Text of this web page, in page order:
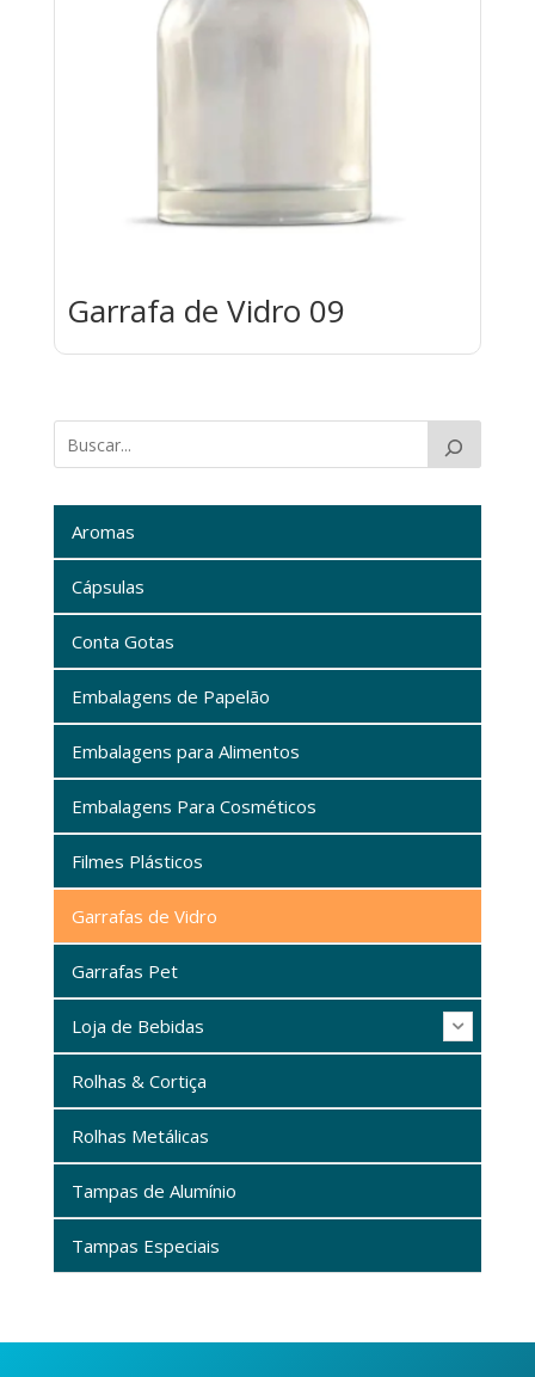
Garrafa de Vidro 09
Aromas
Cápsulas
Conta Gotas
Embalagens de Papelão
Embalagens para Alimentos
Embalagens Para Cosméticos
Filmes Plásticos
Garrafas de Vidro
Garrafas Pet
Loja de Bebidas
Rolhas & Cortiça
Rolhas Metálicas
Tampas de Alumínio
Tampas Especiais